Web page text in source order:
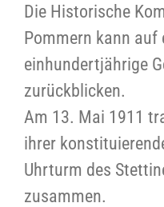
Die Historische
Pommern kann auf
einhundertjährige
zurückblicken.
Am 13. Mai 1911
ihrer
Uhrturm des
zusammen.